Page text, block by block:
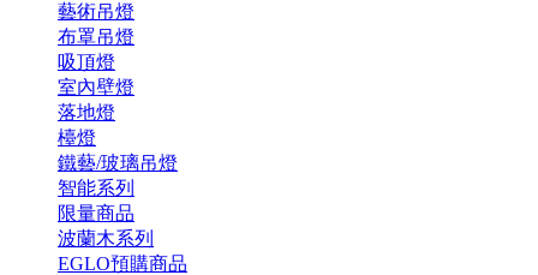
藝術吊燈
布罩吊燈
吸頂燈
室內壁燈
落地燈
檯燈
鐵藝/玻璃吊燈
智能系列
限量商品
波蘭木系列
EGLO預購商品